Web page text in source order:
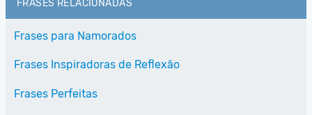
FRASES RELACIONADAS
Frases para Namorados
Frases Inspiradoras de Reflexão
Frases Perfeitas